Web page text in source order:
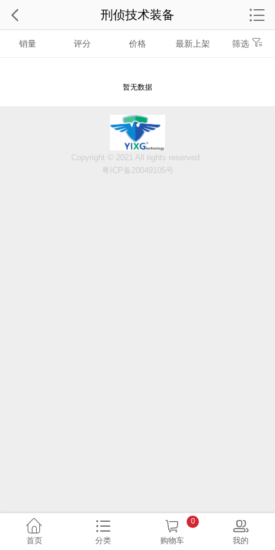
销量 评分 价格 最新上架 筛选
暂无数据
刑侦技术装备
Copyright © 2021 All rights reserved.
粤ICP备20049105号
首页 分类 购物车
0
我的